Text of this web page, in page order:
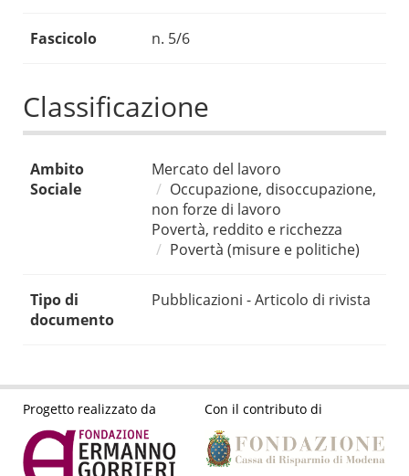
Fascicolo n. 5/6
Classificazione
Ambito
Sociale
Mercato del lavoro
Occupazione, disoccupazione,
non forze di lavoro
Povertà, reddito e ricchezza
Povertà (misure e politiche)
Tipo di
documento
Pubblicazioni - Articolo di rivista
Progetto realizzato da Con il contributo di